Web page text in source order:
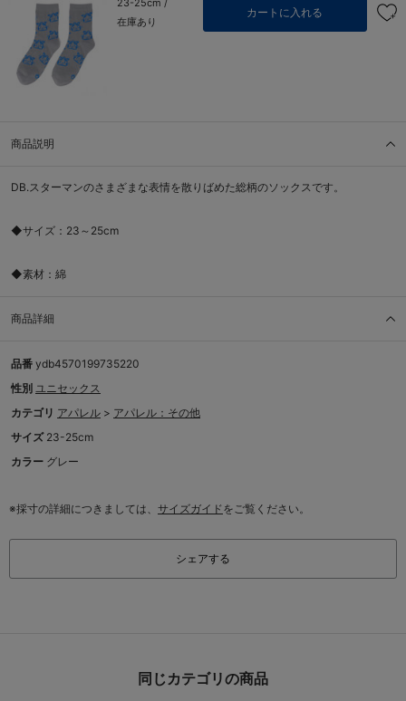
23-25cm /
在庫あり
カートに入れる
商品説明
DB.スターマンのさまざまな表情を散りばめた総柄のソックスです。
◆サイズ：23～25cm
◆素材：綿
商品詳細
品番 ydb4570199735220
性別 ユニセックス
カテゴリ アパレル > アパレル：その他
サイズ 23-25cm
カラー グレー
※採寸の詳細につきましては、 サイズガイドをご覧ください。
シェアする
同じカテゴリの商品